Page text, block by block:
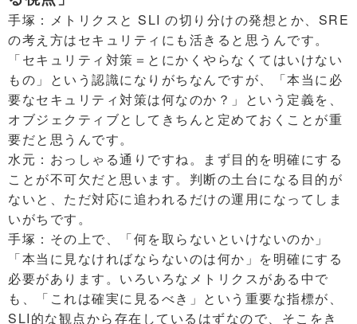
手塚：メトリクスと SLI の切り分けの発想とか、SRE
の考え方はセキュリティにも活きると思うんです。
「セキュリティ対策＝とにかくやらなくてはいけない
もの」という認識になりがちなんですが、「本当に必
要なセキュリティ対策は何なのか？」という定義を、
オブジェクティブとしてきちんと定めておくことが重
要だと思うんです。
水元：おっしゃる通りですね。まず目的を明確にする
ことが不可欠だと思います。判断の土台になる目的が
ないと、ただ対応に追われるだけの運用になってしま
いがちです。
手塚：その上で、「何を取らないといけないのか」
「本当に見なければならないのは何か」を明確にする
必要があります。いろいろなメトリクスがある中で
も、「これは確実に見るべき」という重要な指標が、
SLI的な観点から存在しているはずなので、そこをき